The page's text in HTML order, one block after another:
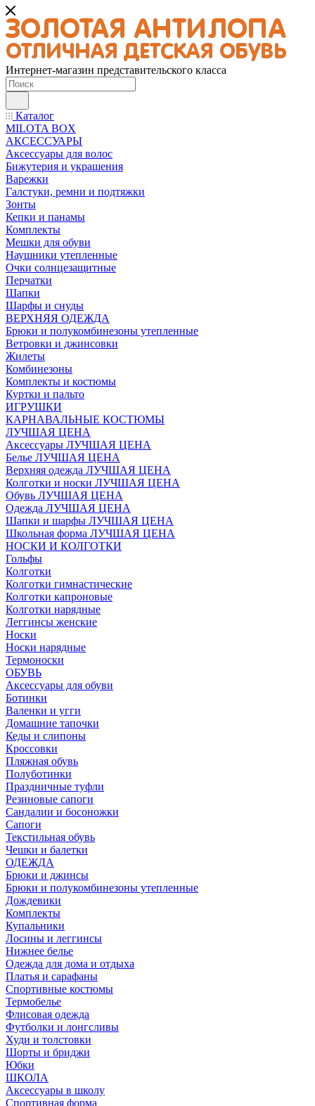
Интернет-магазин представительского класса
Каталог
MILOTA BOX
АКСЕССУАРЫ
Аксессуары для волос
Бижутерия и украшения
Варежки
Галстуки, ремни и подтяжки
Зонты
Кепки и панамы
Комплекты
Мешки для обуви
Наушники утепленные
Очки солнцезащитные
Перчатки
Шапки
Шарфы и снуды
ВЕРХНЯЯ ОДЕЖДА
Брюки и полукомбинезоны утепленные
Ветровки и джинсовки
Жилеты
Комбинезоны
Комплекты и костюмы
Куртки и пальто
ИГРУШКИ
КАРНАВАЛЬНЫЕ КОСТЮМЫ
ЛУЧШАЯ ЦЕНА
Аксессуары ЛУЧШАЯ ЦЕНА
Белье ЛУЧШАЯ ЦЕНА
Верхняя одежда ЛУЧШАЯ ЦЕНА
Колготки и носки ЛУЧШАЯ ЦЕНА
Обувь ЛУЧШАЯ ЦЕНА
Одежда ЛУЧШАЯ ЦЕНА
Шапки и шарфы ЛУЧШАЯ ЦЕНА
Школьная форма ЛУЧШАЯ ЦЕНА
НОСКИ И КОЛГОТКИ
Гольфы
Колготки
Колготки гимнастические
Колготки капроновые
Колготки нарядные
Леггинсы женские
Носки
Носки нарядные
Термоноски
ОБУВЬ
Аксессуары для обуви
Ботинки
Валенки и угги
Домашние тапочки
Кеды и слипоны
Кроссовки
Пляжная обувь
Полуботинки
Праздничные туфли
Резиновые сапоги
Сандалии и босоножки
Сапоги
Текстильная обувь
Чешки и балетки
ОДЕЖДА
Брюки и джинсы
Брюки и полукомбинезоны утепленные
Дождевики
Комплекты
Купальники
Лосины и леггинсы
Нижнее белье
Одежда для дома и отдыха
Платья и сарафаны
Спортивные костюмы
Термобелье
Флисовая одежда
Футболки и лонгсливы
Худи и толстовки
Шорты и бриджи
Юбки
ШКОЛА
Аксессуары в школу
Спортивная форма